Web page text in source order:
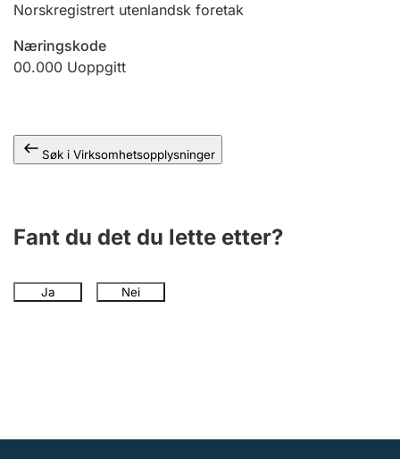
Offentlig sektor
Norskregistrert utenlandsk foretak
Næringskode
00.000 Uoppgitt
Søk i Virksomhetsopplysninger
Fant du det du lette etter?
Ja Nei